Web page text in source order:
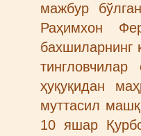
мажбур
Раҳимхон
бахшиларнинг
ҳуқуқидан
муттасил
10 яшар